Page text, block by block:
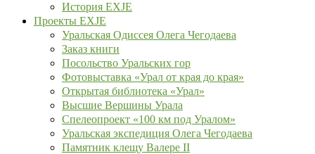
История EXJE
Проекты EXJE
Уральская Одиссея Олега Чегодаева
Заказ книги
Посольство Уральских гор
Фотовыставка «Урал от края до края»
Открытая библиотека «Урал»
Высшие Вершины Урала
Спелеопроект «100 км под Уралом»
Уральская экспедиция Олега Чегодаева
Памятник клещу Валере II